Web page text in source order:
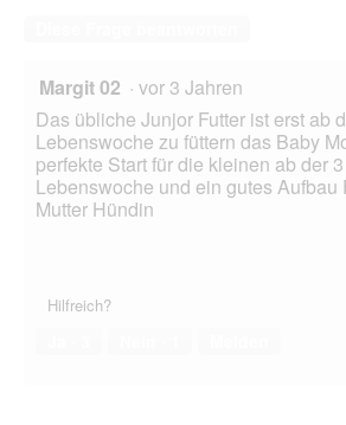
Margit 02 · vor 3 Jahren
Das übliche Junjor Futter ist erst ab
Lebenswoche zu füttern das Baby
perfekte Start für die kleinen ab der 3
Lebenswoche und ein gutes Aufbau
Mutter Hündin
Hilfreich?